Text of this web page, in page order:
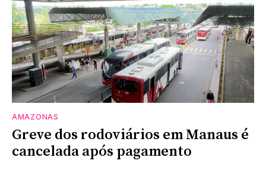
AMAZONAS
Greve dos rodoviários em Manaus é
cancelada após pagamento